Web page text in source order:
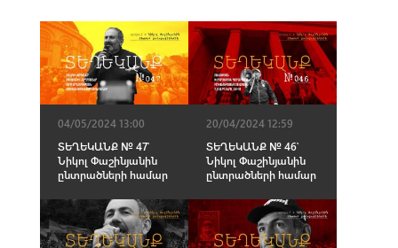
04/05/2024 13:00
ՏԵՂԵԿԱՆՔ № 47՝
Նիկոլ Փաշինյանին
ընտրածների համար
20/04/2024 12:59
ՏԵՂԵԿԱՆՔ № 46՝
Նիկոլ Փաշինյանին
ընտրածների համար